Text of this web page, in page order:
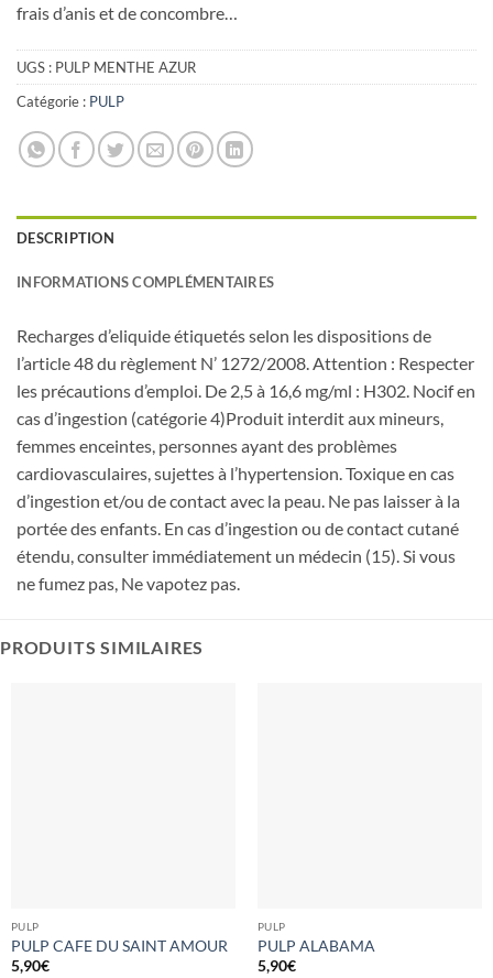
frais d’anis et de concombre…
UGS : PULP MENTHE AZUR
Catégorie : PULP
DESCRIPTION
INFORMATIONS COMPLÉMENTAIRES
Recharges d’eliquide étiquetés selon les dispositions de
l’article 48 du règlement N’ 1272/2008. Attention : Respecter
les précautions d’emploi. De 2,5 à 16,6 mg/ml : H302. Nocif en
cas d’ingestion (catégorie 4)Produit interdit aux mineurs,
femmes enceintes, personnes ayant des problèmes
cardiovasculaires, sujettes à l’hypertension. Toxique en cas
d’ingestion et/ou de contact avec la peau. Ne pas laisser à la
portée des enfants. En cas d’ingestion ou de contact cutané
étendu, consulter immédiatement un médecin (15). Si vous
ne fumez pas, Ne vapotez pas.
PRODUITS SIMILAIRES
PULP
PULP CAFE DU SAINT AMOUR
5,90€
PULP
PULP ALABAMA
5,90€